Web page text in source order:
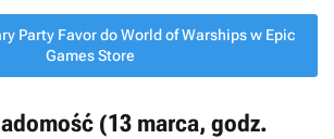
Party Favor do World of Warships w Epic
Games Store
(13 marca, godz.